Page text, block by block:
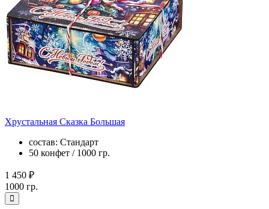
Хрустальная Сказка Большая
состав: Стандарт
50 конфет / 1000 гр.
1 450 ₽
1000 гр.